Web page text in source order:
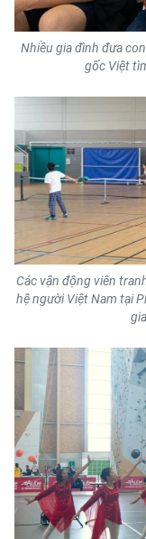
Nhiều gia đình đưa
gốc Việt
Các vận động viên
hệ người Việt Nam tại